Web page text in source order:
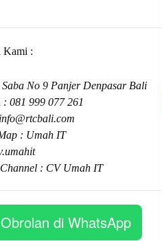
Kami :
Saba No 9 Panjer Denpasar Bali
: 081 999 077 261
info@rtcbali.com
: Umah IT
: CV Umah IT
Obrolan di WhatsApp